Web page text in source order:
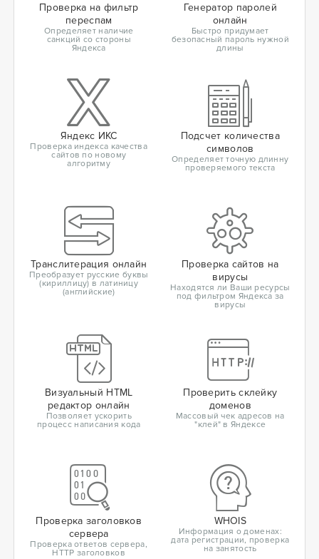
Проверка на фильтр
переспам
Определяет наличие
санкций со стороны
Яндекса
Генератор паролей
онлайн
Быстро придумает
безопасный пароль нужной
длины
Яндекс ИКС
Проверка индекса качества
сайтов по новому
алгоритму
Подсчет количества
символов
Определяет точную длинну
проверяемого текста
Транслитерация онлайн
Преобразует русские буквы
(кириллицу) в латиницу
(английские)
Проверка сайтов на
вирусы
Находятся ли Ваши ресурсы
под фильтром Яндекса за
вирусы
Визуальный HTML
редактор онлайн
Позволяет ускорить
процесс написания кода
Проверить склейку
доменов
Массовый чек адресов на
"клей" в Яндексе
Проверка заголовков
сервера
Проверка ответов сервера,
HTTP заголовков
WHOIS
Информация о доменах:
дата регистрации, проверка
на занятость